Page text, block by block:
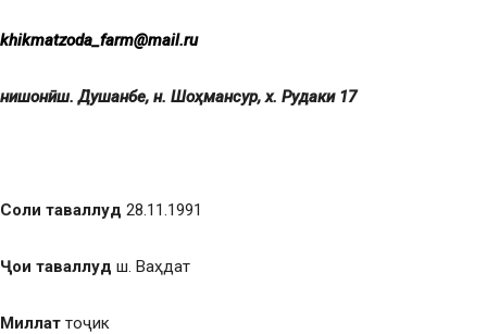
khikmatzoda_farm@mail.ru
нишонӣ: ш. Душанбе, н. Шоҳмансур, х. Рудаки 17
Соли таваллуд 28.11.1991
Ҷои таваллуд ш. Ваҳдат
Миллат тоҷик